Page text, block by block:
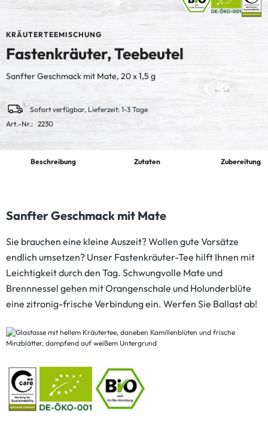
KRÄUTERTEEMISCHUNG
Fastenkräuter, Teebeutel
Sanfter Geschmack mit Mate, 20 x 1,5 g
Sofort verfügbar, Lieferzeit: 1-3 Tage
Art.-Nr.: 2230
Beschreibung Zutaten Zubereitung
Sanfter Geschmack mit Mate
Sie brauchen eine kleine Auszeit? Wollen gute Vorsätze
endlich umsetzen? Unser Fastenkräuter-Tee hilft Ihnen mit
Leichtigkeit durch den Tag. Schwungvolle Mate und
Brennnessel gehen mit Orangenschale und Holunderblüte
eine zitronig-frische Verbindung ein. Werfen Sie Ballast ab!